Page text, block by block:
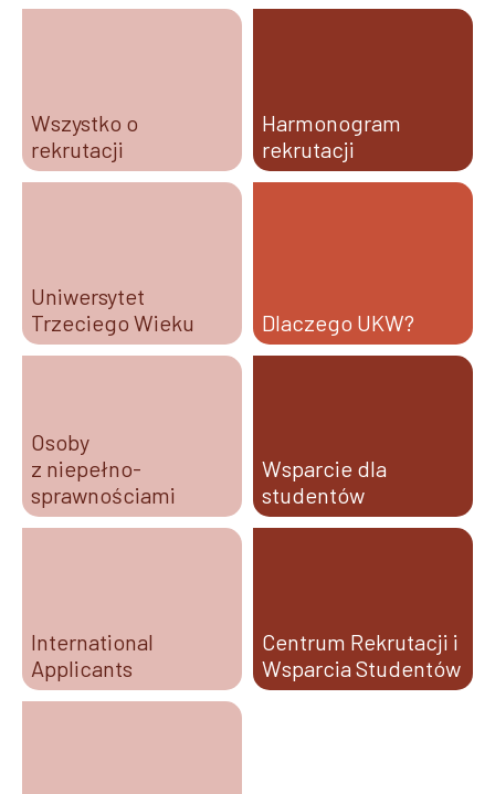
Wszystko o
rekrutacji
Harmonogram
rekrutacji
Uniwersytet
Trzeciego Wieku
Dlaczego UKW?
Osoby
z niepełno-
sprawnościami
Wsparcie dla
studentów
International
Applicants
Centrum Rekrutacji i
Wsparcia Studentów